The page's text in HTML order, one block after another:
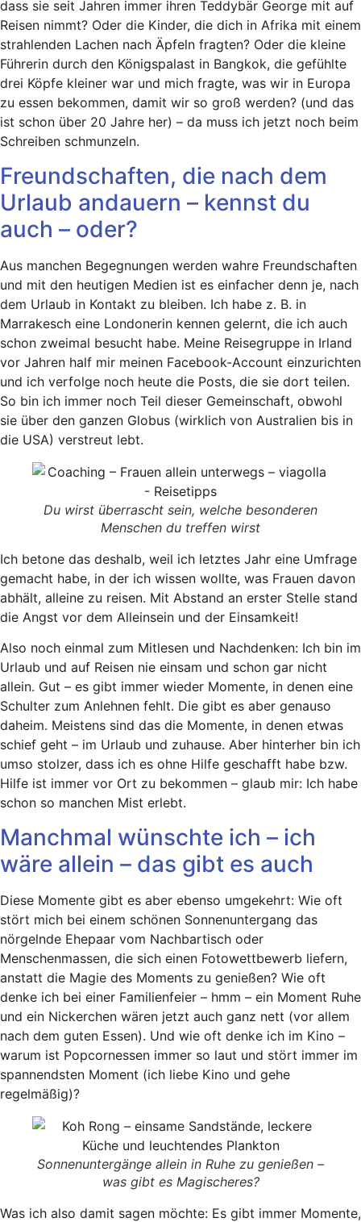
dass sie seit Jahren immer ihren Teddybär George mit auf
Reisen nimmt? Oder die Kinder, die dich in Afrika mit einem
strahlenden Lachen nach Äpfeln fragten? Oder die kleine
Führerin durch den Königspalast in Bangkok, die gefühlte
drei Köpfe kleiner war und mich fragte, was wir in Europa
zu essen bekommen, damit wir so groß werden? (und das
ist schon über 20 Jahre her) – da muss ich jetzt noch beim
Schreiben schmunzeln.
Freundschaften, die nach dem
Urlaub andauern – kennst du
auch – oder?
Aus manchen Begegnungen werden wahre Freundschaften
und mit den heutigen Medien ist es einfacher denn je, nach
dem Urlaub in Kontakt zu bleiben. Ich habe z. B. in
Marrakesch eine Londonerin kennen gelernt, die ich auch
schon zweimal besucht habe. Meine Reisegruppe in Irland
vor Jahren half mir meinen Facebook-Account einzurichten
und ich verfolge noch heute die Posts, die sie dort teilen.
So bin ich immer noch Teil dieser Gemeinschaft, obwohl
sie über den ganzen Globus (wirklich von Australien bis in
die USA) verstreut lebt.
Du wirst überrascht sein, welche besonderen
Menschen du treffen wirst
Ich betone das deshalb, weil ich letztes Jahr eine Umfrage
gemacht habe, in der ich wissen wollte, was Frauen davon
abhält, alleine zu reisen. Mit Abstand an erster Stelle stand
die Angst vor dem Alleinsein und der Einsamkeit!
Also noch einmal zum Mitlesen und Nachdenken: Ich bin im
Urlaub und auf Reisen nie einsam und schon gar nicht
allein. Gut – es gibt immer wieder Momente, in denen eine
Schulter zum Anlehnen fehlt. Die gibt es aber genauso
daheim. Meistens sind das die Momente, in denen etwas
schief geht – im Urlaub und zuhause. Aber hinterher bin ich
umso stolzer, dass ich es ohne Hilfe geschafft habe bzw.
Hilfe ist immer vor Ort zu bekommen – glaub mir: Ich habe
schon so manchen Mist erlebt.
Manchmal wünschte ich – ich
wäre allein – das gibt es auch
Diese Momente gibt es aber ebenso umgekehrt: Wie oft
stört mich bei einem schönen Sonnenuntergang das
nörgelnde Ehepaar vom Nachbartisch oder
Menschenmassen, die sich einen Fotowettbewerb liefern,
anstatt die Magie des Moments zu genießen? Wie oft
denke ich bei einer Familienfeier – hmm – ein Moment Ruhe
und ein Nickerchen wären jetzt auch ganz nett (vor allem
nach dem guten Essen). Und wie oft denke ich im Kino –
warum ist Popcornessen immer so laut und stört immer im
spannendsten Moment (ich liebe Kino und gehe
regelmäßig)?
Sonnenuntergänge allein in Ruhe zu genießen –
was gibt es Magischeres?
Was ich also damit sagen möchte: Es gibt immer Momente,